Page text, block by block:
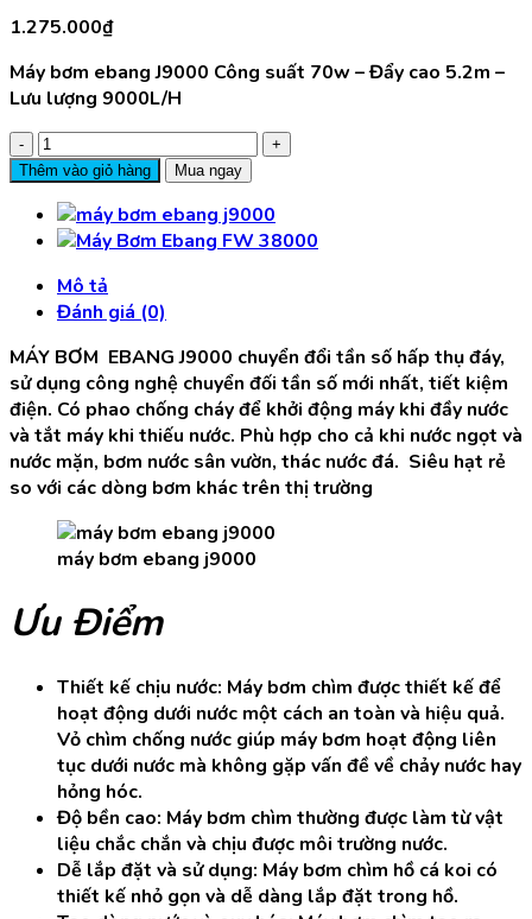
1.275.000₫
Máy bơm ebang J9000 Công suất 70w – Đẩy cao 5.2m –
Lưu lượng 9000L/H
Máy
Bơm
J9000
70w
5.2m
9000L/H
Có
phao
chống
cháy
số
Thêm vào giỏ hàng Mua ngay
Mô tả
Đánh giá (0)
MÁY BƠM EBANG J9000 chuyển đổi tần số hấp thụ đáy,
sử dụng công nghệ chuyển đối tần số mới nhất, tiết kiệm
điện. Có phao chống cháy để khởi động máy khi đầy nước
và tắt máy khi thiếu nước. Phù hợp cho cả khi nước ngọt và
nước mặn, bơm nước sân vườn, thác nước đá. Siêu hạt rẻ
so với các dòng bơm khác trên thị trường
máy bơm ebang j9000
Ưu Điểm
Thiết kế chịu nước: Máy bơm chìm được thiết kế để
hoạt động dưới nước một cách an toàn và hiệu quả.
Vỏ chìm chống nước giúp máy bơm hoạt động liên
tục dưới nước mà không gặp vấn đề về chảy nước hay
hỏng hóc.
Độ bền cao: Máy bơm chìm thường được làm từ vật
liệu chắc chắn và chịu được môi trường nước.
Dễ lắp đặt và sử dụng: Máy bơm chìm hồ cá koi có
thiết kế nhỏ gọn và dễ dàng lắp đặt trong hồ.